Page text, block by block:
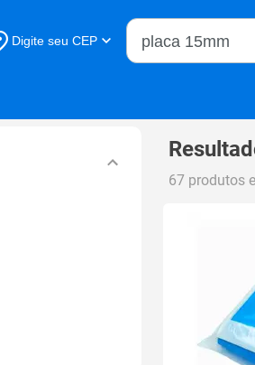
Digite seu CEP
Buscar no Magalu
67 produtos